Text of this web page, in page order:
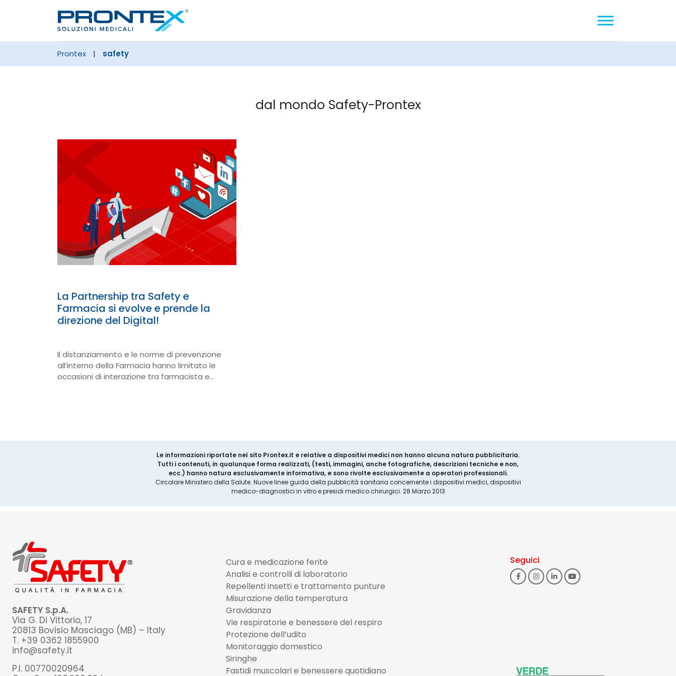
sito
prontex | safety
dal mondo Safety-Prontex
La Partnership tra Safety e
Farmacia si evolve e prende la
direzione del Digital!
Il distanziamento e le norme di prevenzione
all’interno della Farmacia hanno limitato le
occasioni di interazione tra farmacista e
Le informazioni riportate nel sito Prontex.it e relative a dispositivi medici non hanno alcuna natura pubblicitaria.
Tutti i contenuti, in qualunque forma realizzati, (testi, immagini, anche fotografiche, descrizioni tecniche e non,
ecc.) hanno natura esclusivamente informativa, e sono rivolte esclusivamente a operatori professionali.
Circolare Ministero della Salute. Nuove linee guida della pubblicità sanitaria concernente i dispositivi medici, dispositivi
medico-diagnostici in vitro e presidi medico chirurgici. 28 Marzo 2013
SAFETY S.p.A.
Via G. Di Vittorio, 17
20813 Bovisio Masciago (MB) – Italy
T. +39 0362 1855900
info@safety.it
P.I. 00770020964
Cura e medicazione ferite
Analisi e controlli di laboratorio
Repellenti insetti e trattamento punture
Misurazione della temperatura
Gravidanza
Vie respiratorie e benessere del respiro
Protezione dell’udito
Monitoraggio domestico
Siringhe
Fastidi muscolari e benessere quotidiano
Seguici